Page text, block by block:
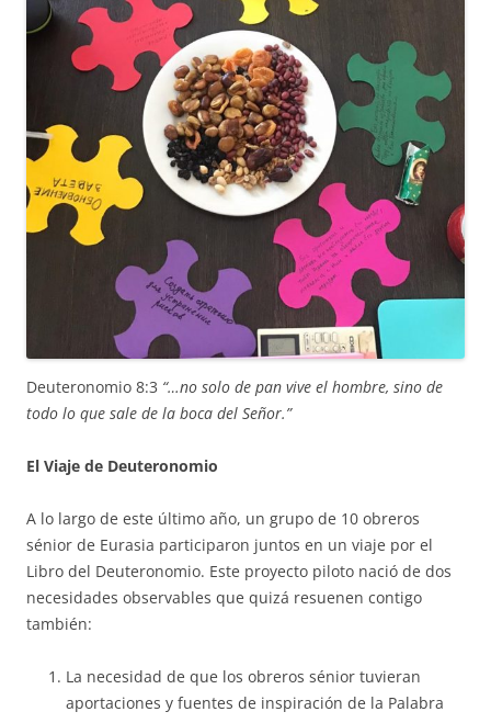
Deuteronomio 8:3 “…no solo de pan vive el hombre, sino de
todo lo que sale de la boca del Señor.”
El Viaje de Deuteronomio
A lo largo de este último año, un grupo de 10 obreros
sénior de Eurasia participaron juntos en un viaje por el
Libro del Deuteronomio. Este proyecto piloto nació de dos
necesidades observables que quizá resuenen contigo
también:
La necesidad de que los obreros sénior tuvieran
aportaciones y fuentes de inspiración de la Palabra